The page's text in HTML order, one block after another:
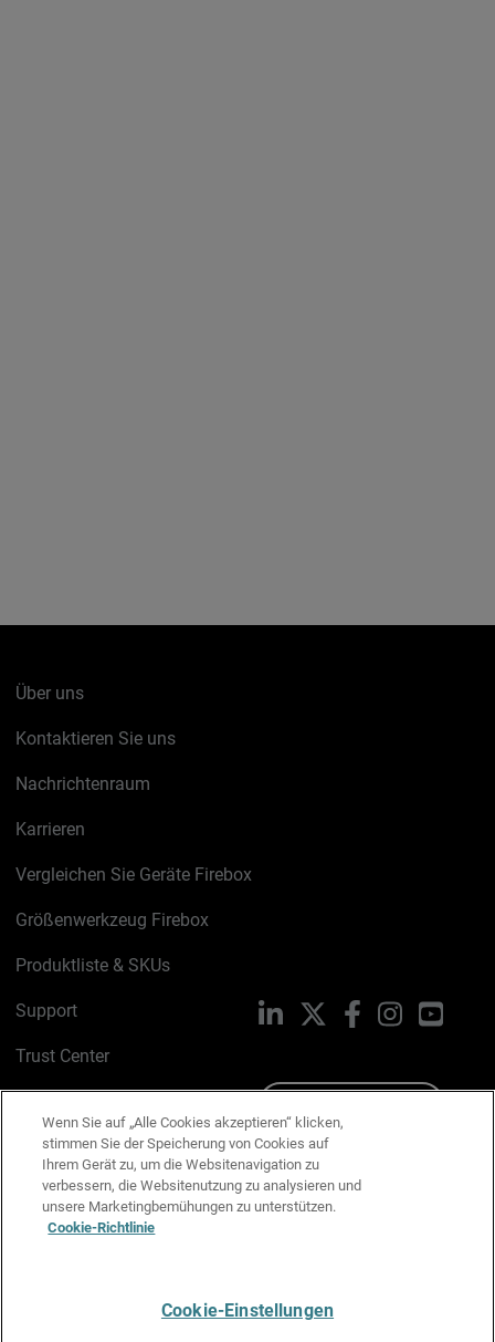
Über uns
Kontaktieren Sie uns
Nachrichtenraum
Karrieren
Vergleichen Sie Geräte Firebox
Größenwerkzeug Firebox
Produktliste & SKUs
Support
Trust Center
Cookie-Richtlinie
Datenschutzrichtlinie
Media & Brand Kit
LinkedIn FacebookInstagram
Wenn Sie auf „Alle Cookies akzeptieren“ klicken,
stimmen Sie der Speicherung von Cookies auf
Ihrem Gerät zu, um die Websitenavigation zu
verbessern, die Websitenutzung zu analysieren und
unsere Marketingbemühungen zu unterstützen.
Cookie-Richtlinie
Cookie-Einstellungen